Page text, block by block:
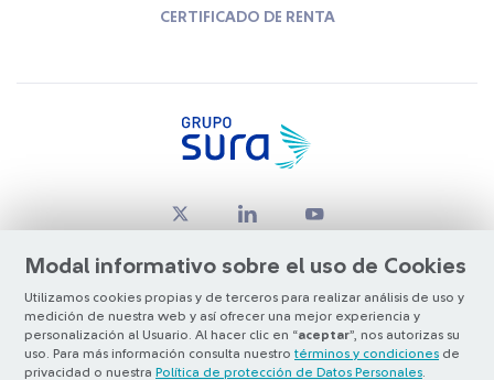
Modal informativo sobre el uso de Cookies
Utilizamos cookies propias y de terceros para realizar análisis de uso y
medición de nuestra web y así ofrecer una mejor experiencia y
personalización al Usuario. Al hacer clic en “aceptar”, nos autorizas su
uso. Para más información consulta nuestro términos y condiciones de
privacidad o nuestra Política de protección de Datos Personales
CERTIFICADO DE RENTA
© Copyright Grupo SURA 2026